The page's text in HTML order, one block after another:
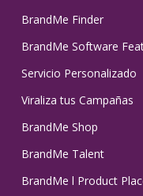
BrandMe Finder
BrandMe Software
Servicio Personalizado
Viraliza tus Campañas
BrandMe Shop
BrandMe Talent
BrandMe l Product